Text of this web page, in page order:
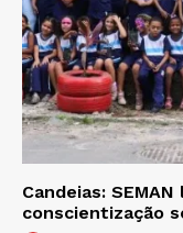
Candeias:
conscientização